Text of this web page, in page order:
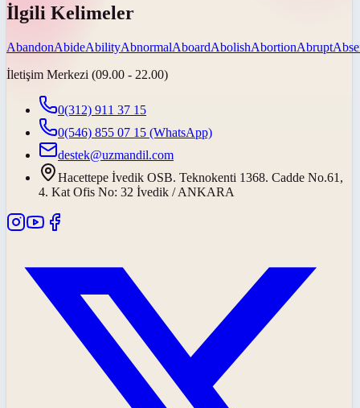
İlgili Kelimeler
AbandonAbideAbilityAbnormalAboardAbolishAbortionAbrupt
İletişim Merkezi (09.00 - 22.00)
0(312) 911 37 15
0(546) 855 07 15 (WhatsApp)
destek@uzmandil.com
Hacettepe İvedik OSB. Teknokenti 1368. Cadde No.61,
4. Kat Ofis No: 32 İvedik / ANKARA